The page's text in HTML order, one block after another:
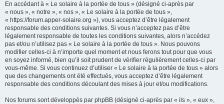
En accédant à « Le solaire à la portée de tous » (désigné ci-après par
« nous », « notre », « nos », « Le solaire à la portée de tous »,
« https://forum.apper-solaire.org »), vous acceptez d’être légalement
responsable des conditions suivantes. Si vous n’acceptez pas d’être
légalement responsable de toutes les conditions suivantes, alors n’accédez
pas et/ou n’utilisez pas « Le solaire à la portée de tous ». Nous pouvons
modifier celles-ci à n’importe quel moment et nous ferons tout pour que vous
en soyez informé, bien qu’il soit prudent de vérifier régulièrement celles-ci par
vous-même. Si vous continuez d’utiliser « Le solaire à la portée de tous » alors
que des changements ont été effectués, vous acceptez d’être légalement
responsable des conditions découlant des mises à jour et/ou modifications.
Nos forums sont développés par phpBB (désigné ci-après par « ils », « eux »,